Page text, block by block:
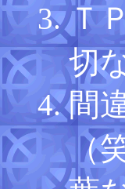
Ｔ
切
間
（